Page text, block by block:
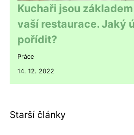
Kuchaři jsou
vaší restaurace. Jaký
pořídit?
Práce
14. 12. 2022
Starší články